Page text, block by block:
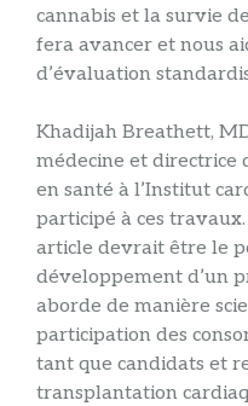
cannabis et la survie
fera avancer et nous
d’évaluation
Khadijah Breathett,
médecine et directrice
en santé à l’Institut
participé à ces
article devrait être le
développement d’un
aborde de manière
participation des
tant que candidats et
transplantation